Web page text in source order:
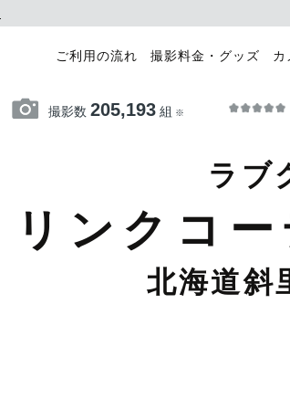
ご利用の流れ 撮影料金・グッズ カ
撮影数 205,193組 ※
ラブ
リンクコ
北海道斜